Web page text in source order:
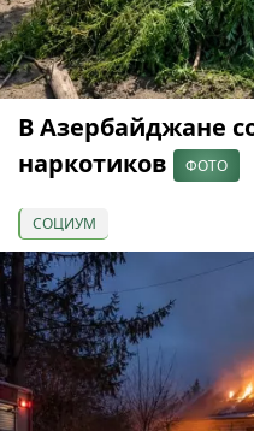
В Азербайджане
наркотиков
ФОТО
СОЦИУМ